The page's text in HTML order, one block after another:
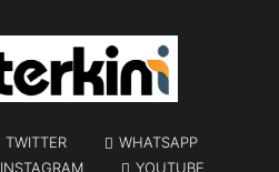
TWITTER
WHATSAPP
INSTAGRAM YOUTUBE